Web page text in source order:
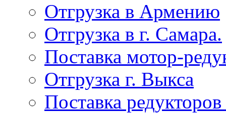
Отгрузка в Армению
Отгрузка в г. Самара.
Поставка мотор-
Отгрузка г. Выкса
Поставка